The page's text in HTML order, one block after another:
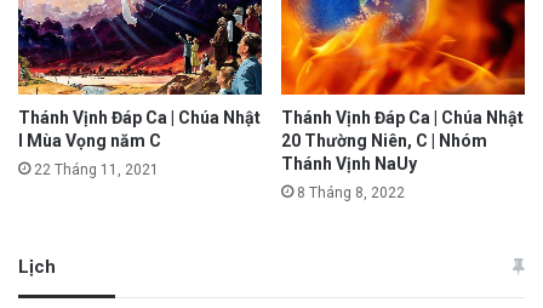
Thánh Vịnh Đáp Ca | Chúa Nhật
I Mùa Vọng năm C
22 Tháng 11, 2021
Thánh Vịnh Đáp Ca | Chúa Nhật
20 Thường Niên, C | Nhóm
Thánh Vịnh NaUy
8 Tháng 8, 2022
Lịch